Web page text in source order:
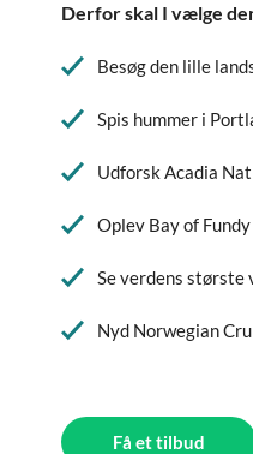
Derfor skal I vælge
Besøg den lille
Spis hummer i
Udforsk Acadia
Oplev Bay of
Se verdens største
Nyd Norwegian
Få et tilbud